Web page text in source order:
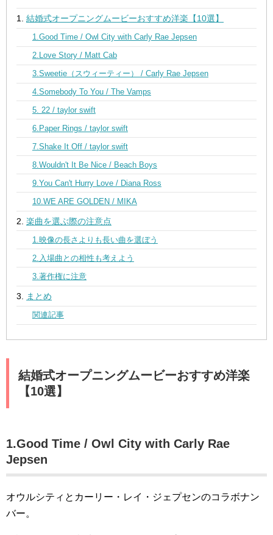
結婚式オープニングムービーおすすめ洋楽【10選】
1.Good Time / Owl City with Carly Rae Jepsen
2.Love Story / Matt Cab
3.Sweetie（スウィーティー） / Carly Rae Jepsen
4.Somebody To You / The Vamps
5. 22 / taylor swift
6.Paper Rings / taylor swift
7.Shake It Off / taylor swift
8.Wouldn't It Be Nice / Beach Boys
9.You Can't Hurry Love / Diana Ross
10.WE ARE GOLDEN / MIKA
楽曲を選ぶ際の注意点
1.映像の長さよりも長い曲を選ぼう
2.入場曲との相性も考えよう
3.著作権に注意
まとめ
関連記事
結婚式オープニングムービーおすすめ洋楽
【10選】
1.Good Time / Owl City with Carly Rae
Jepsen
オウルシティとカーリー・レイ・ジェプセンのコラボナン
バー。